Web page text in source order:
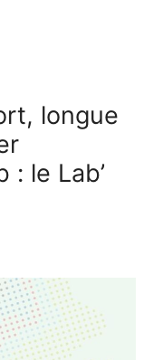
longue
: le Lab’